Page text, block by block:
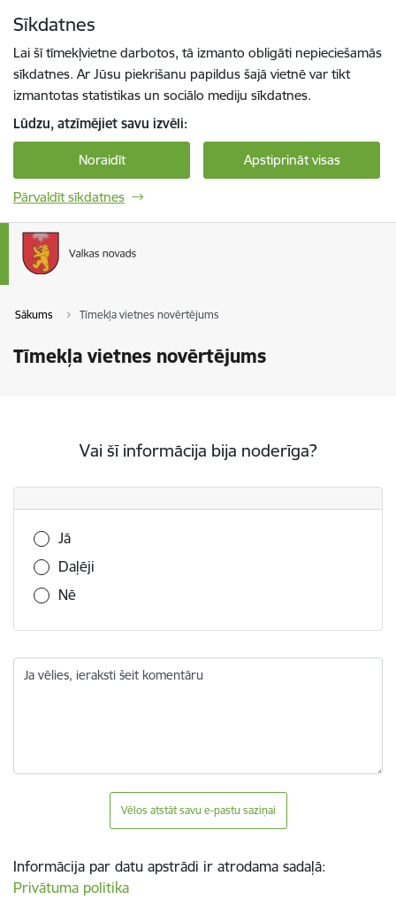
Sīkdatnes
Lai šī tīmekļvietne darbotos, tā izmanto obligāti nepieciešamās
sīkdatnes. Ar Jūsu piekrišanu papildus šajā vietnē var tikt
izmantotas statistikas un sociālo mediju sīkdatnes.
Lūdzu, atzīmējiet savu izvēli:
Noraidīt Apstiprināt visas
Pārvaldīt sīkdatnes
Sākums Tīmekļa vietnes novērtējums
Tīmekļa vietnes novērtējums
Vai šī informācija bija noderīga?
Vai šī informācija bija noderīga?
Jā
Daļēji
Nē
Ja vēlies, ieraksti šeit komentāru
Vēlos atstāt savu e-pastu saziņai
Informācija par datu apstrādi ir atrodama sadaļā:
Privātuma politika